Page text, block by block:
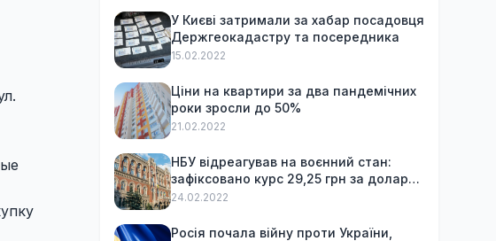
У Києві затримали за хабар посадовця
Держгеокадастру та посередника
15.02.2022
Ціни на квартири за два пандемічних
роки зросли до 50%
21.02.2022
НБУ відреагував на воєнний стан:
зафіксовано курс 29,25 грн за долар
та обмежив зняття готівки
24.02.2022
Росія почала війну проти України,